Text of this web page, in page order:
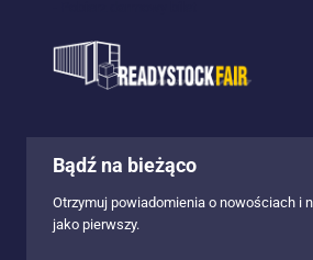
Bądź na bieżąco
Otrzymuj powiadomienia o nowościach i
jako pierwszy.